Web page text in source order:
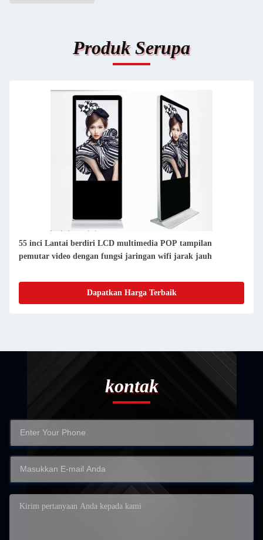
Produk Serupa
55 inci LCD berdiri poster kios jaringan wifi totem video loop
player display
Dapatkan Harga Terbaik
kontak